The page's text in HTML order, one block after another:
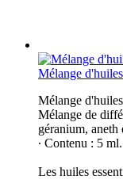
Mélange
Mélange
Mélange de
géranium, aneth
∙ Contenu : 5 ml.
Les huiles